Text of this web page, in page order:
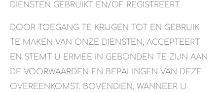
DIENSTEN GEBRUIKT EN/OF REGISTREERT.
DOOR TOEGANG TE KRIJGEN TOT EN GEBRUIK
TE MAKEN VAN ONZE DIENSTEN, ACCEPTEERT
EN STEMT U ERMEE IN GEBONDEN TE ZIJN AAN
DE VOORWAARDEN EN BEPALINGEN VAN DEZE
OVEREENKOMST. BOVENDIEN, WANNEER U